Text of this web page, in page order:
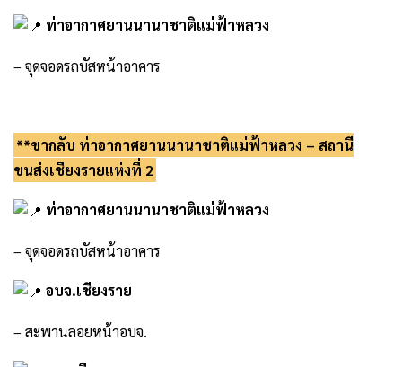
ท่าอากาศยานนานาชาติแม่ฟ้าหลวง
– จุดจอดรถบัสหน้าอาคาร
**ขากลับ ท่าอากาศยานนานาชาติแม่ฟ้าหลวง – สถานี
ขนส่งเชียงรายแห่งที่ 2
ท่าอากาศยานนานาชาติแม่ฟ้าหลวง
– จุดจอดรถบัสหน้าอาคาร
อบจ.เชียงราย
– สะพานลอยหน้าอบจ.